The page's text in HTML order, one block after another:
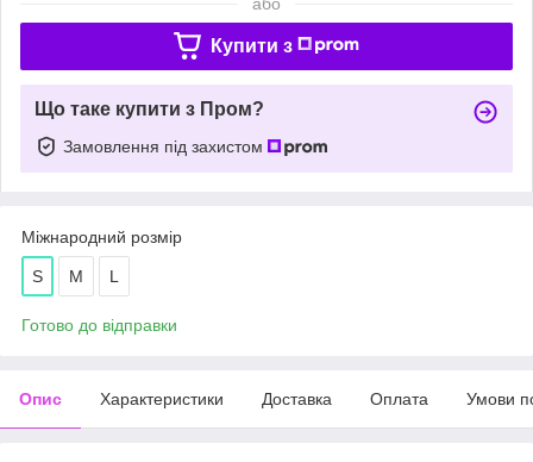
Купити з
Що таке купити з Пром?
Замовлення під захистом
Міжнародний розмір
S M L
Готово до відправки
Опис Характеристики Доставка Оплата Умови